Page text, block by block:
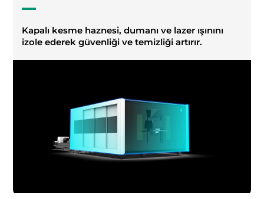
Kapalı kesme haznesi, dumanı ve lazer ışınını
izole ederek güvenliği ve temizliği artırır.